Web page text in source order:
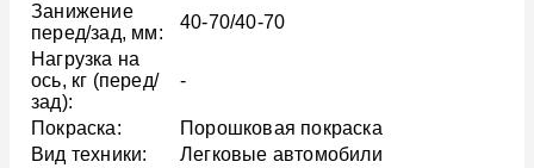
Занижение
перед/зад, мм:
40-70/40-70
Нагрузка на
ось, кг (перед/
зад):
-
Покраска:
Порошковая покраска
Вид техники:
Легковые автомобили